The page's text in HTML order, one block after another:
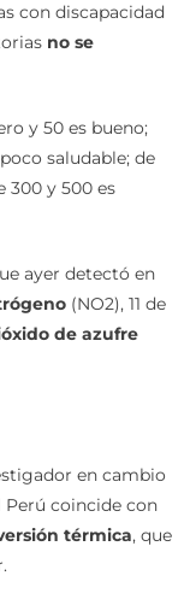
con discapacidad
no se
y 50 es bueno;
saludable; de
300 y 500 es
ayer detectó en
(NO2), 11 de
de azufre
en cambio
coincide con
térmica, que